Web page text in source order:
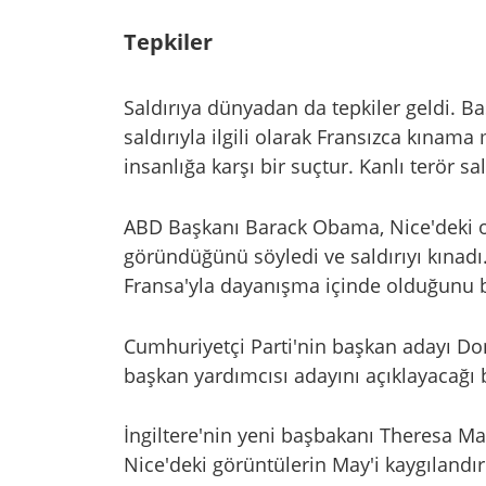
Tepkiler
Saldırıya dünyadan da tepkiler geldi.
saldırıyla ilgili olarak Fransızca kınama
insanlığa karşı bir suçtur. Kanlı terör
ABD Başkanı Barack Obama, Nice'deki
göründüğünü söyledi ve saldırıyı
Fransa'yla dayanışma içinde olduğunu
Cumhuriyetçi Parti'nin başkan adayı
başkan yardımcısı adayını
İngiltere'nin yeni başbakanı Theresa
Nice'deki görüntülerin May'i